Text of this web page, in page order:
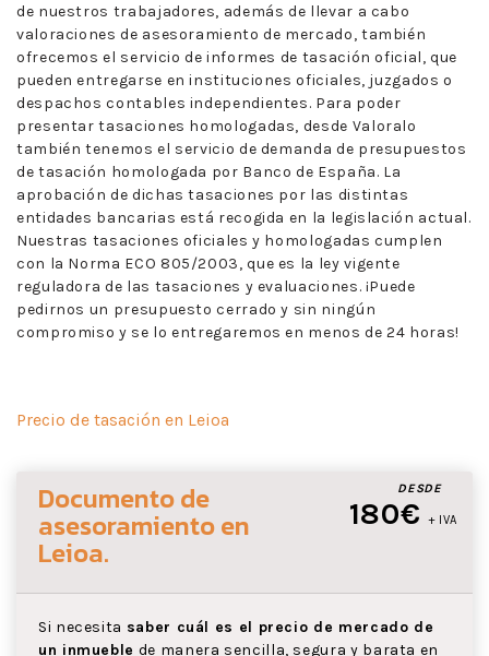
de nuestros trabajadores, además de llevar a cabo
valoraciones de asesoramiento de mercado, también
ofrecemos el servicio de informes de tasación oficial, que
pueden entregarse en instituciones oficiales, juzgados o
despachos contables independientes. Para poder
presentar tasaciones homologadas, desde Valoralo
también tenemos el servicio de demanda de presupuestos
de tasación homologada por Banco de España. La
aprobación de dichas tasaciones por las distintas
entidades bancarias está recogida en la legislación actual.
Nuestras tasaciones oficiales y homologadas cumplen
con la Norma ECO 805/2003, que es la ley vigente
reguladora de las tasaciones y evaluaciones. ¡Puede
pedirnos un presupuesto cerrado y sin ningún
compromiso y se lo entregaremos en menos de 24 horas!
Precio de tasación en Leioa
DESDE
180€ + IVA
Documento de
asesoramientoen
Leioa.
Si necesita saber cuál es el precio de mercado de
un inmueble de manera sencilla, segura y barata en